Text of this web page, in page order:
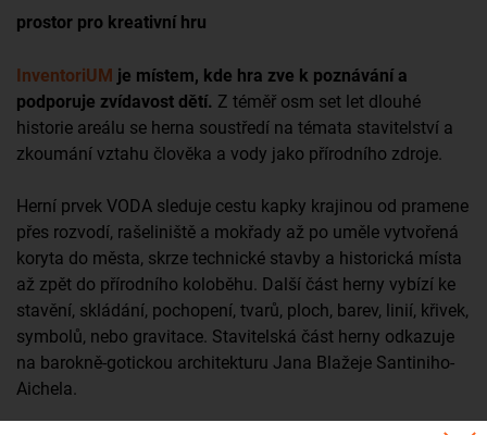
prostor pro kreativní hru
InventoriUM je místem, kde hra zve k poznávání a
podporuje zvídavost dětí. Z téměř osm set let dlouhé
historie areálu se herna soustředí na témata stavitelství a
zkoumání vztahu člověka a vody jako přírodního zdroje.
Herní prvek VODA sleduje cestu kapky krajinou od pramene
přes rozvodí, rašeliniště a mokřady až po uměle vytvořená
koryta do města, skrze technické stavby a historická místa
až zpět do přírodního koloběhu. Další část herny vybízí ke
stavění, skládání, pochopení, tvarů, ploch, barev, linií, křivek,
symbolů, nebo gravitace. Stavitelská část herny odkazuje
na barokně-gotickou architekturu Jana Blažeje Santiniho-
Aichela.